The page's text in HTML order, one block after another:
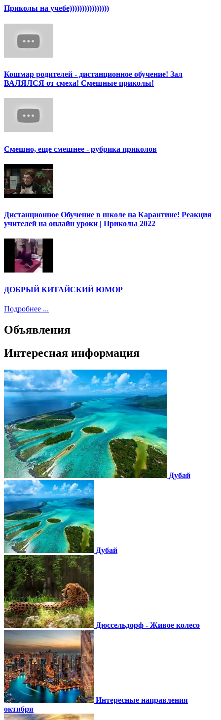
Приколы на учебе))))))))))))))))
Кошмар родителей - дистанционное обучение! Зал
ВАЛЯЛСЯ от смеха! Смешные приколы!
Смешно, еще смешнее - рубрика приколов
Дистанционное Обучение в школе на Карантине! Реакция
учителей на онлайн уроки | Приколы 2022
ДОБРЫЙ КИТАЙСКИЙ ЮМОР
Подробнее ...
Объявления
Интересная информация
Дубай
Дубай
Дюссельдорф - Живое колесо
Интересные направления
октября